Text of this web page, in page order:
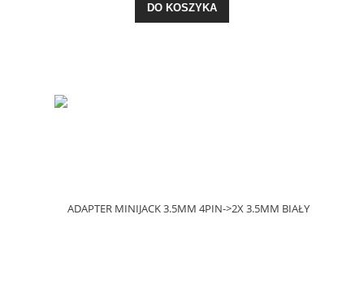
DO KOSZYKA